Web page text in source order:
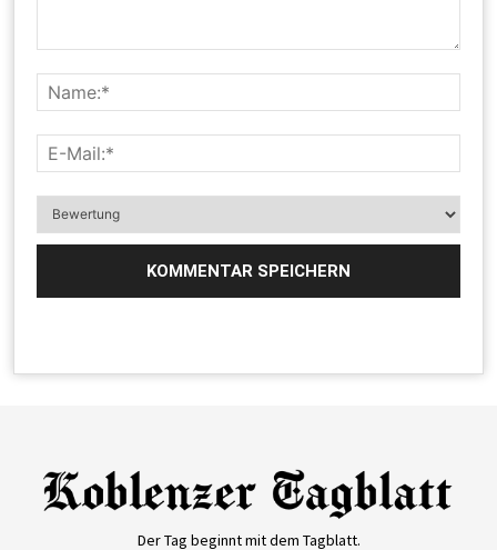
Der Tag beginnt mit dem Tagblatt.